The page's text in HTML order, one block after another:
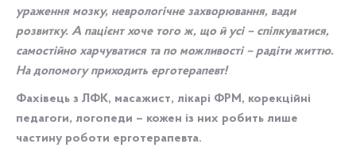
ураження мозку, неврологічне захворювання, вади
розвитку. А пацієнт хоче того ж, що й усі – спілкуватися,
самостійно харчуватися та по можливості – радіти життю.
На допомогу приходить ерготерапевт!
Фахівець з ЛФК, масажист, лікарі ФРМ, корекційні
педагоги, логопеди – кожен із них робить лише
частину роботи ерготерапевта.